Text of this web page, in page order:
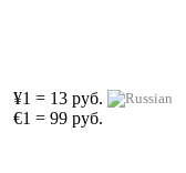
¥1 = 13 руб.
€1 = 99 руб.